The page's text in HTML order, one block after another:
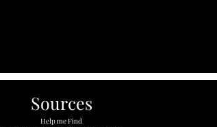
Sources
Help me Find